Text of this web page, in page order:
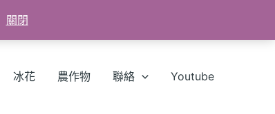
關閉
冰花 農作物 聯絡 Youtube